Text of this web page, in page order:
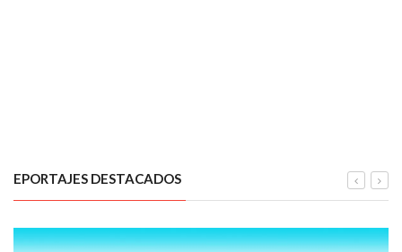
EPORTAJES DESTACADOS